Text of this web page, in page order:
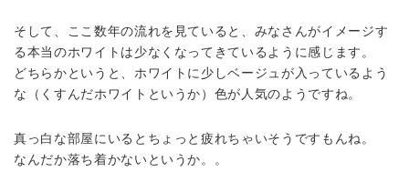
そして、ここ数年の流れを見ていると、 みなさんがイメージす
る本当のホワイトは少なくなってきているように感じます。
どちらかというと、ホワイトに少しベージュが入っているよう
な（くすんだホワイトというか）色が人気のようですね。
真っ白な部屋にいるとちょっと疲れちゃいそうですもんね。
なんだか落ち着かないというか。。